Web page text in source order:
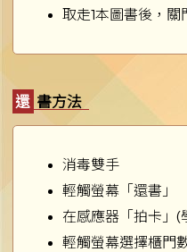
取走1本圖書後，
還書方法
消毒雙手
輕觸螢幕「還書」
在感應器「拍卡」(
輕觸螢幕選擇櫃門